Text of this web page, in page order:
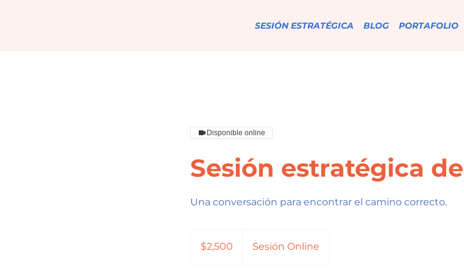
SESIÓN ESTRATÉGICA BLOG PORTAFOLIO
Disponible online
Sesión estratégica
Una conversación para encontrar el camino correcto.
mexicanos
$2,500 Sesión Online